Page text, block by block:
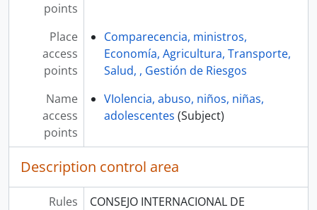
points
Place
access
points
Comparecencia, ministros,
Economía, Agricultura, Transporte,
Salud, , Gestión de Riesgos
Name
access
points
VIolencia, abuso, niños, niñas,
adolescentes (Subject)
Description control area
Rules
CONSEJO INTERNACIONAL DE